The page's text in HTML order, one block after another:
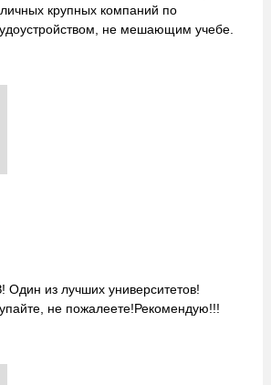
крупных компаний по
не мешающим учебе.
из лучших университетов!
не пожалеете!Рекомендую!!!